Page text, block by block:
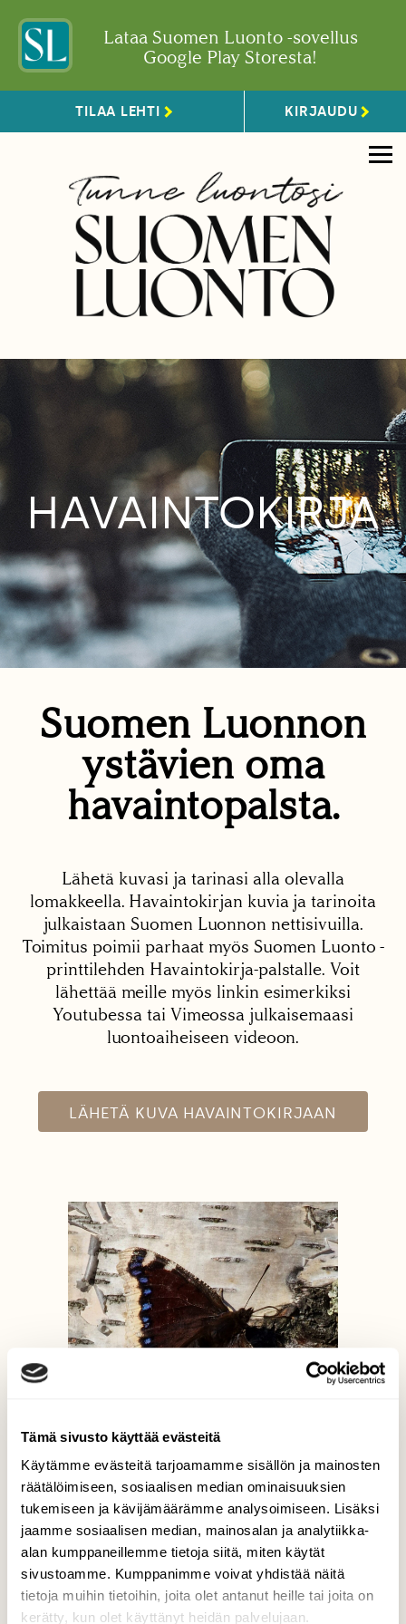
Tämä sivusto käyttää evästeitä
Käytämme evästeitä tarjoamamme sisällön ja mainosten
räätälöimiseen, sosiaalisen median ominaisuuksien
tukemiseen ja kävijämäärämme analysoimiseen. Lisäksi
jaamme sosiaalisen median, mainosalan ja analytiikka-
alan kumppaneillemme tietoja siitä, miten käytät
sivustoamme. Kumppanimme voivat yhdistää näitä
tietoja muihin tietoihin, joita olet antanut heille tai joita on
kerätty, kun olet käyttänyt heidän palvelujaan.
Lataa Suomen Luonto -sovellus
Google Play Storesta!
TILAA LEHTI KIRJAUDU
HAVAINTOKIRJA
Suomen Luonnon
ystävien oma
havaintopalsta.
Lähetä kuvasi ja tarinasi alla olevalla
lomakkeella. Havaintokirjan kuvia ja tarinoita
julkaistaan Suomen Luonnon nettisivuilla.
Toimitus poimii parhaat myös Suomen Luonto -
printtilehden Havaintokirja-palstalle. Voit
lähettää meille myös linkin esimerkiksi
Youtubessa tai Vimeossa julkaisemaasi
luontoaiheiseen videoon.
LÄHETÄ KUVA HAVAINTOKIRJAAN